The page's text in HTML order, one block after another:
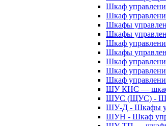
Шкаф
Шкаф
Шкафы
Шкафы
Шкаф
Шкафы
Шкаф
Шкаф
Шкаф
ШУ КНС — шкаф
ШУС (ЩУС) -
ШУ-Д - Шкафы
ШУН - Шкаф